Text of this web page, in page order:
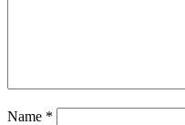
Name *